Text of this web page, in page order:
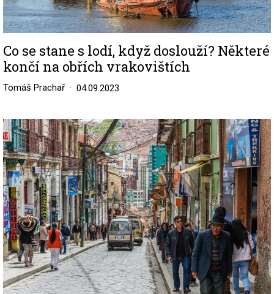
Co se stane s lodí, když doslouží? Některé
končí na obřích vrakovištích
Tomáš Prachař 04.09.2023
Image